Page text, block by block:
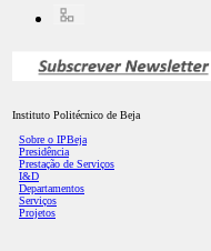
Instituto Politécnico de Beja
Sobre o IPBeja
Presidência
Prestação de Serviços
I&D
Departamentos
Serviços
Projetos